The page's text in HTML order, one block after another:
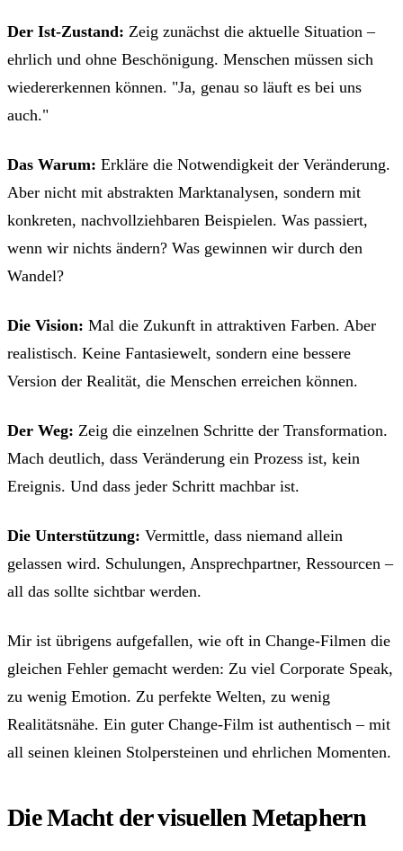
Der Ist-Zustand: Zeig zunächst die aktuelle Situation –
ehrlich und ohne Beschönigung. Menschen müssen sich
wiedererkennen können. "Ja, genau so läuft es bei uns
auch."
Das Warum: Erkläre die Notwendigkeit der Veränderung.
Aber nicht mit abstrakten Marktanalysen, sondern mit
konkreten, nachvollziehbaren Beispielen. Was passiert,
wenn wir nichts ändern? Was gewinnen wir durch den
Wandel?
Die Vision: Mal die Zukunft in attraktiven Farben. Aber
realistisch. Keine Fantasiewelt, sondern eine bessere
Version der Realität, die Menschen erreichen können.
Der Weg: Zeig die einzelnen Schritte der Transformation.
Mach deutlich, dass Veränderung ein Prozess ist, kein
Ereignis. Und dass jeder Schritt machbar ist.
Die Unterstützung: Vermittle, dass niemand allein
gelassen wird. Schulungen, Ansprechpartner, Ressourcen –
all das sollte sichtbar werden.
Mir ist übrigens aufgefallen, wie oft in Change-Filmen die
gleichen Fehler gemacht werden: Zu viel Corporate Speak,
zu wenig Emotion. Zu perfekte Welten, zu wenig
Realitätsnähe. Ein guter Change-Film ist authentisch – mit
all seinen kleinen Stolpersteinen und ehrlichen Momenten.
Die Macht der visuellen Metaphern